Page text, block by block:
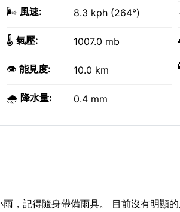
🌬️ 風速: 8.3 kph (264°)
🌡️ 氣壓: 1007.0 mb
👁️ 能見度: 10.0 km
🌧️ 降水量: 0.4 mm
，記得隨身帶備雨具。 目前沒有明顯的